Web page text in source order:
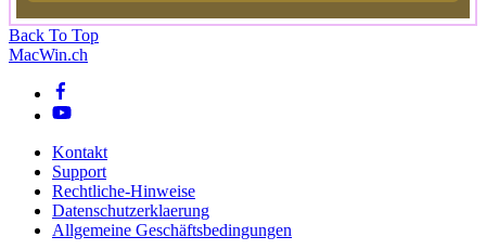
Back To Top
MacWin.ch
Kontakt
Support
Rechtliche-Hinweise
Datenschutzerklaerung
Allgemeine Geschäftsbedingungen